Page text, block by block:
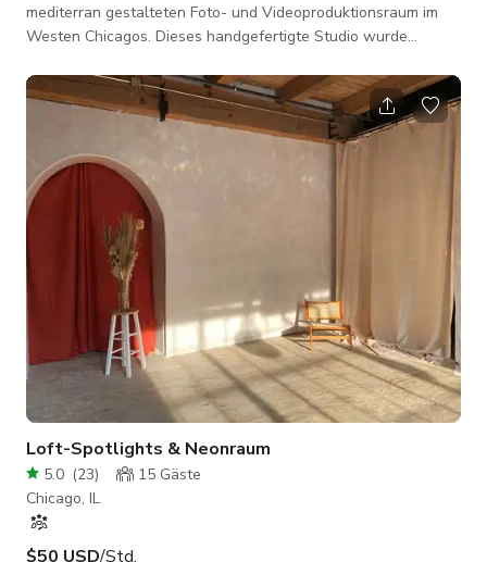
mediterran gestalteten Foto- und Videoproduktionsraum im
Westen Chicagos. Dieses handgefertigte Studio wurde
Hauptdrehbereiche, darunter einen einzigartigen Sandkasten
und eine große LED-Kreiswand, ideal, um Ihre kreativen
Visionen zum Leben zu erwecken. *Sommer-Special*: 100 $
pro Stunde (jeden Freitag, Mindestbuchung zwei Stunden)
Ausstattung: Reichlich natürliches Licht, ergänzt dur
Loft-Spotlights & Neonraum
5.0 (23) 15 Gäste
Chicago, IL
$50 USD/Std.